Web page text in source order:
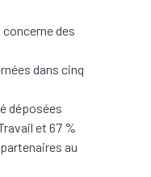
des
dans cinq
déposées
et 67 %
au